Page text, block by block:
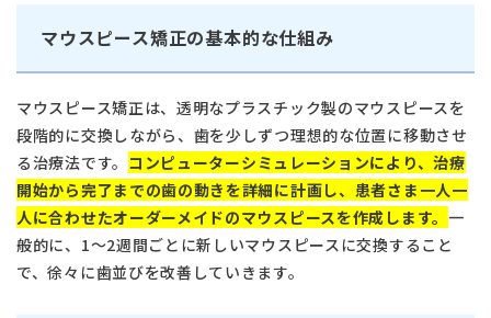
マウスピース矯正の基本的な仕組み
マウスピース矯正は、透明なプラスチック製のマウスピースを
段階的に交換しながら、歯を少しずつ理想的な位置に移動させ
る治療法です。 コンピューターシミュレーションにより、治療
開始から完了までの歯の動きを詳細に計画し、患者さま一人一
人に合わせたオーダーメイドのマウスピースを作成します。 一
般的に、1〜2週間ごとに新しいマウスピースに交換すること
で、徐々に歯並びを改善していきます。